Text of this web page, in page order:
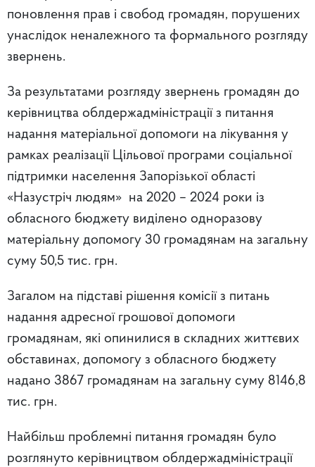
поновлення прав і свобод громадян, порушених
унаслідок неналежного та формального розгляду
звернень.
За результатами розгляду звернень громадян до
керівництва облдержадміністрації з питання
надання матеріальної допомоги на лікування у
рамках реалізації Цільової програми соціальної
підтримки населення Запорізької області
«Назустріч людям» на 2020 – 2024 роки із
обласного бюджету виділено одноразову
матеріальну допомогу 30 громадянам на загальну
суму 50,5 тис. грн.
Загалом на підставі рішення комісії з питань
надання адресної грошової допомоги
громадянам, які опинилися в складних життєвих
обставинах, допомогу з обласного бюджету
надано 3867 громадянам на загальну суму 8146,8
тис. грн.
Найбільш проблемні питання громадян було
розглянуто керівництвом облдержадміністрації